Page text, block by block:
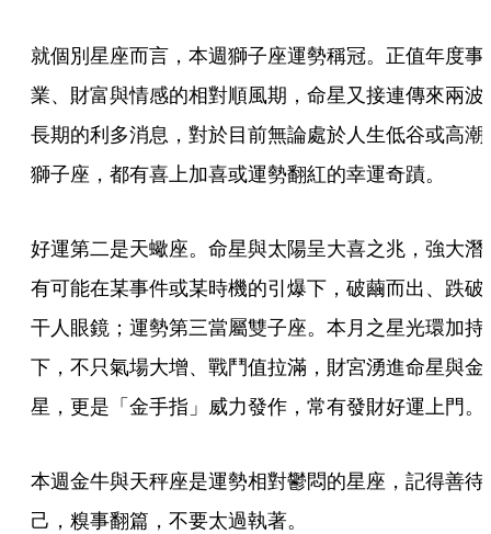
就個別星座而言，本週獅子座運勢稱冠。正值年度事
業、財富與情感的相對順風期，命星又接連傳來兩波
長期的利多消息，對於目前無論處於人生低谷或高潮
獅子座，都有喜上加喜或運勢翻紅的幸運奇蹟。
好運第二是天蠍座。命星與太陽呈大喜之兆，強大潛
有可能在某事件或某時機的引爆下，破繭而出、跌破
干人眼鏡；運勢第三當屬雙子座。本月之星光環加持
下，不只氣場大增、戰鬥值拉滿，財宮湧進命星與金
星，更是「金手指」威力發作，常有發財好運上門。
本週金牛與天秤座是運勢相對鬱悶的星座，記得善待
己，糗事翻篇，不要太過執著。